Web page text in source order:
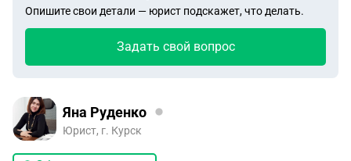
Опишите свои детали — юрист подскажет, что делать.
Задать свой вопрос
Яна Руденко
Юрист, г. Курск